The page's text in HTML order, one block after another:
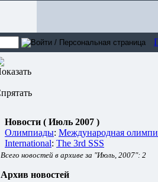
Новости ( Июль 2007 )
Олимпиады: Международная
International: The 3rd SSS
Всего новостей в архиве за "Июль, 2007": 2
Архив новостей